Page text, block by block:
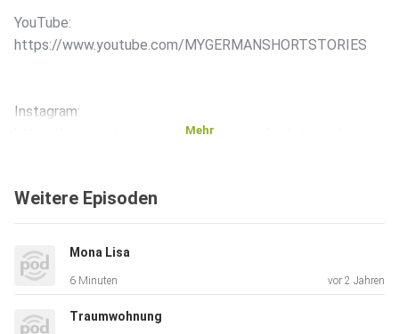
YouTube:
https://www.youtube.com/MYGERMANSHORTSTORIES
Instagram:
https://www.instagram.com/mygermanshortstories/
#Sprachkompetenz
#Aussprache
#Wortschatz #Grammatik #Idiome #Redewendungen
#Muttersprachler
Mehr
Weitere Episoden
Mona Lisa
6 Minuten vor 2 Jahren
Traumwohnung